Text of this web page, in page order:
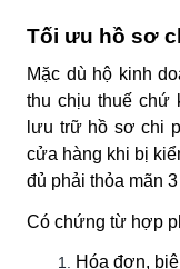
Tối ưu hồ sơ
Mặc dù hộ kinh
thu chịu thuế chứ
lưu trữ hồ sơ chi
cửa hàng khi bị
đủ phải thỏa mãn
Có chứng từ hợp
Hóa đơn,